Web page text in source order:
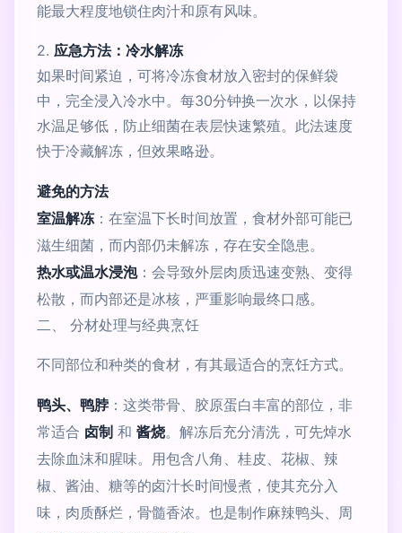
能最大程度地锁住肉汁和原有风味。
2. 应急方法：冷水解冻
如果时间紧迫，可将冷冻食材放入密封的保鲜袋
中，完全浸入冷水中。每30分钟换一次水，以保持
水温足够低，防止细菌在表层快速繁殖。此法速度
快于冷藏解冻，但效果略逊。
避免的方法
室温解冻 ：在室温下长时间放置，食材外部可能已
滋生细菌，而内部仍未解冻，存在安全隐患。
热水或温水浸泡：会导致外层肉质迅速变熟、变得
松散，而内部还是冰核，严重影响最终口感。
二、 分材处理与经典烹饪
不同部位和种类的食材，有其最适合的烹饪方式。
鸭头、鸭脖 ：这类带骨、胶原蛋白丰富的部位，非
常适合 卤制 和 酱烧。解冻后充分清洗，可先焯水
去除血沫和腥味。用包含八角、桂皮、花椒、辣
椒、酱油、糖等的卤汁长时间慢煮，使其充分入
味，肉质酥烂，骨髓香浓。也是制作麻辣鸭头、周